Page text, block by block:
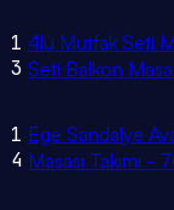
1
3
4lü Mutfak Seti
Seti Balkon
1
4
Ege Sandalye
Masası Takımı -